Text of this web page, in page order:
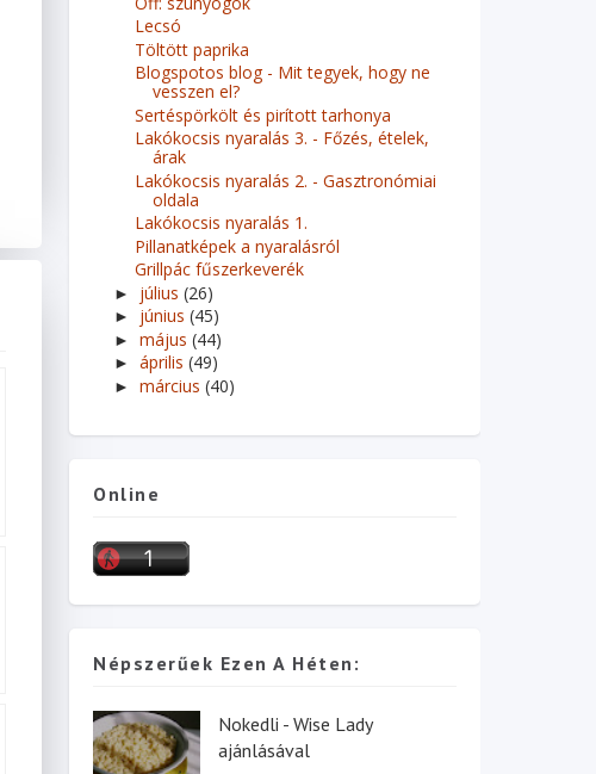
Lecsó
Töltött paprika
Blogspotos blog - Mit tegyek, hogy ne
vesszen el?
Sertéspörkölt és pirított tarhonya
Lakókocsis nyaralás 3. - Főzés, ételek,
árak
Lakókocsis nyaralás 2. - Gasztronómiai
oldala
Lakókocsis nyaralás 1.
Pillanatképek a nyaralásról
Grillpác fűszerkeverék
► július (26)
► június (45)
► május (44)
► április (49)
► március (40)
Online
Népszerűek Ezen A Héten:
Nokedli - Wise Lady
ajánlásával